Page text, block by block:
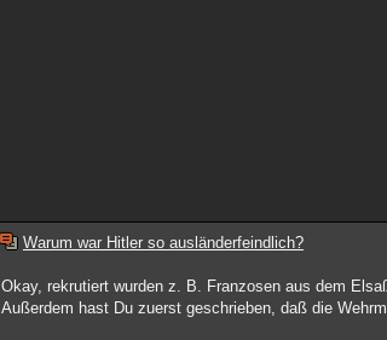
Warum war Hitler so ausländerfeindlich?
Okay, rekrutiert wurden z. B. Franzosen aus dem
Außerdem hast Du zuerst geschrieben, daß die